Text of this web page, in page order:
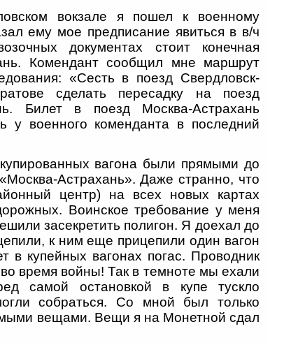
вокзале я пошел к военному
ему мое предписание явиться в в/ч
документах стоит конечная
Комендант сообщил мне маршрут
«Сесть в поезд Свердловск-
сделать пересадку на поезд
Билет в поезд Москва-Астрахань
у военного коменданта в последний
вагона были прямыми до
Астрахань». Даже странно, что
центр) на всех новых картах
Воинское требование у меня
засекретить полигон. Я доехал до
к ним еще прицепили один вагон
в купейных вагонах погас. Проводник
время войны! Так в темноте мы ехали
самой остановкой в купе тускло
собраться. Со мной был только
вещами. Вещи я на Монетной сдал